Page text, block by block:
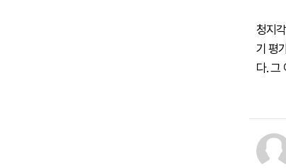
청지
기 평
다. 그